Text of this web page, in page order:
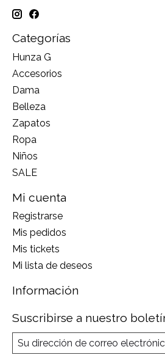
Categorías
Hunza G
Accesorios
Dama
Belleza
Zapatos
Ropa
Niños
SALE
Mi cuenta
Registrarse
Mis pedidos
Mis tickets
Mi lista de deseos
Información
Suscribirse a nuestro